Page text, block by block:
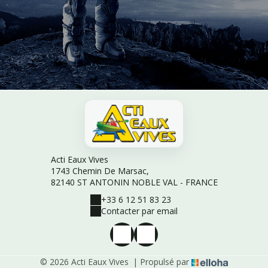
Acti Eaux Vives
1743 Chemin De Marsac,
82140 ST ANTONIN NOBLE VAL - FRANCE
+33 6 12 51 83 23
Contacter par email
© 2026 Acti Eaux Vives | Propulsé par